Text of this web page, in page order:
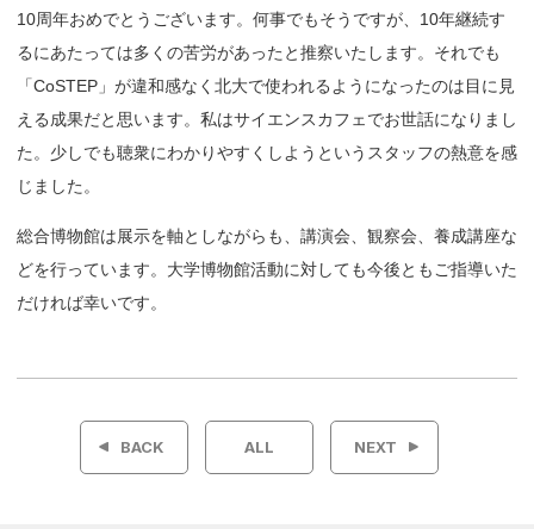
10周年おめでとうございます。何事でもそうですが、10年継続す
るにあたっては多くの苦労があったと推察いたします。それでも
「CoSTEP」が違和感なく北大で使われるようになったのは目に見
える成果だと思います。私はサイエンスカフェでお世話になりまし
た。少しでも聴衆にわかりやすくしようというスタッフの熱意を感
じました。
総合博物館は展示を軸としながらも、講演会、観察会、養成講座な
どを行っています。大学博物館活動に対しても今後ともご指導いた
だければ幸いです。
投
BACK ALL NEXT